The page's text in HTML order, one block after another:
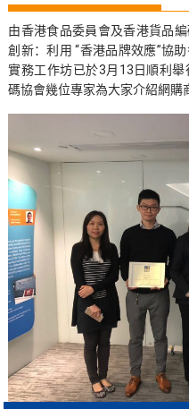
由香港食品委員會及香港貨品
創新：利用 “香港品牌效應”協
實務工作坊已於3月13日順利
碼協會幾位專家為大家介紹網購